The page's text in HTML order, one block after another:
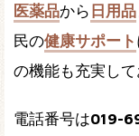
医薬品から 日用品
民の健康サポート
の機能も充実して
電話番号は019-